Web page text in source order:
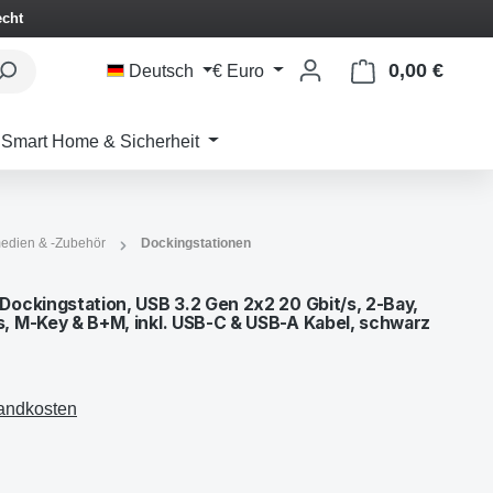
Deutsch € Euro 0,00 €
Smart Home & Sicherheit
& -Zubehör Dockingstationen
Dockingstation, USB 3.2 Gen 2x2 20 Gbit/s, 2-Bay,
Key & B+M, inkl. USB-C & USB-A Kabel, schwarz